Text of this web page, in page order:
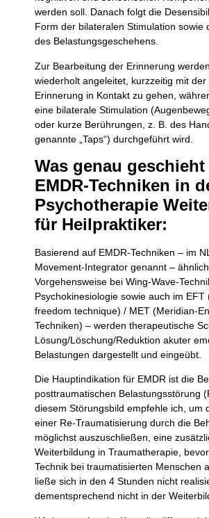
werden soll. Danach folgt die
Form der bilateralen Stimulation sowie
des Belastungsgeschehens.
Zur Bearbeitung der Erinnerung
wiederholt angeleitet, kurzzeitig mit der
Erinnerung in Kontakt zu gehen,
eine bilaterale Stimulation
oder kurze Berührungen, z. B. des
genannte „Taps“) durchgeführt wird.
Was genau
EMDR-Techniken in
Psychotherapie
für Heilpraktiker:
Basierend auf EMDR-Techniken – im
Movement-Integrator genannt –
Vorgehensweise bei Wing-Wave-
Psychokinesiologie sowie auch im EFT
freedom technique) / MET (Meridian-
Techniken) – werden therapeutische
Lösung/Löschung/Reduktion akuter
Belastungen dargestellt und eingeübt.
Die Hauptindikation für EMDR ist die
posttraumatischen Belastungsstörung
diesem Störungsbild empfehle ich, um
einer Re-Traumatisierung durch die
möglichst auszuschließen, eine
Weiterbildung in Traumatherapie,
Technik bei traumatisierten Menschen
ließe sich in den 4 Stunden nicht
dementsprechend nicht in der